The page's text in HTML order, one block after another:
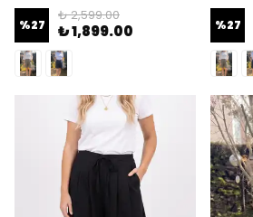
%27
₺ 2,599.00
₺ 1,899.00 %27